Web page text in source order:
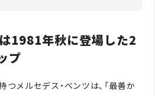
は1981年秋に登場した2
プ
メルセデス・ベンツは、「最善か